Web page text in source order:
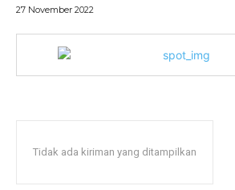
27 November 2022
Tidak ada kiriman yang ditampilkan